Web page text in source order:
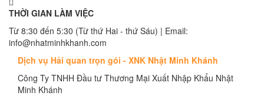
THỜI GIAN LÀM VIỆC
Từ 8:30 đến 5:30 (Từ thứ Hai - thứ Sáu) | Email:
info@nhatminhkhanh.com
Dịch vụ Hải quan trọn gói - XNK Nhật Minh Khánh
Công Ty TNHH Đầu tư Thương Mại Xuất Nhập Khẩu Nhật
Minh Khánh